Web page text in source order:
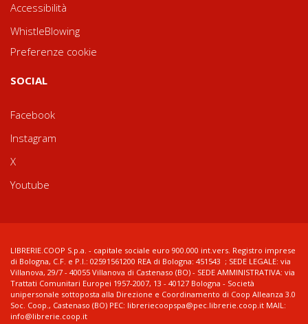
Accessibilità
WhistleBlowing
Preferenze cookie
SOCIAL
Facebook
Instagram
X
Youtube
LIBRERIE.COOP S.p.a. - capitale sociale euro 900.000 int.vers. Registro imprese
di Bologna, C.F. e P.I.: 02591561200 REA di Bologna: 451543 ; SEDE LEGALE: via
Villanova, 29/7 - 40055 Villanova di Castenaso (BO) - SEDE AMMINISTRATIVA: via
Trattati Comunitari Europei 1957-2007, 13 - 40127 Bologna - Società
unipersonale sottoposta alla Direzione e Coordinamento di Coop Alleanza 3.0
Soc. Coop., Castenaso (BO) PEC: libreriecoopspa@pec.librerie.coop.it MAIL:
info@librerie.coop.it